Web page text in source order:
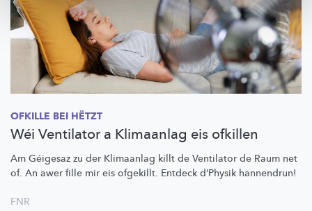
OFKILLE BEI HËTZT
Wéi Ventilator a Klimaanlag eis ofkillen
Am Géigesaz zu der Klimaanlag killt de Ventilator de Raum net
of. An awer fille mir eis ofgekillt. Entdeck d’Physik hannendrun!
FNR